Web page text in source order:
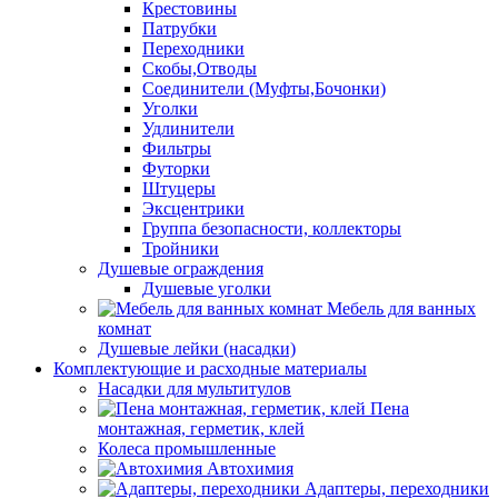
Крестовины
Патрубки
Переходники
Скобы,Отводы
Соединители (Муфты,Бочонки)
Уголки
Удлинители
Фильтры
Футорки
Штуцеры
Эксцентрики
Группа безопасности, коллекторы
Тройники
Душевые ограждения
Душевые уголки
Мебель для ванных
комнат
Душевые лейки (насадки)
Комплектующие и расходные материалы
Насадки для мультитулов
Пена
монтажная, герметик, клей
Колеса промышленные
Автохимия
Адаптеры, переходники